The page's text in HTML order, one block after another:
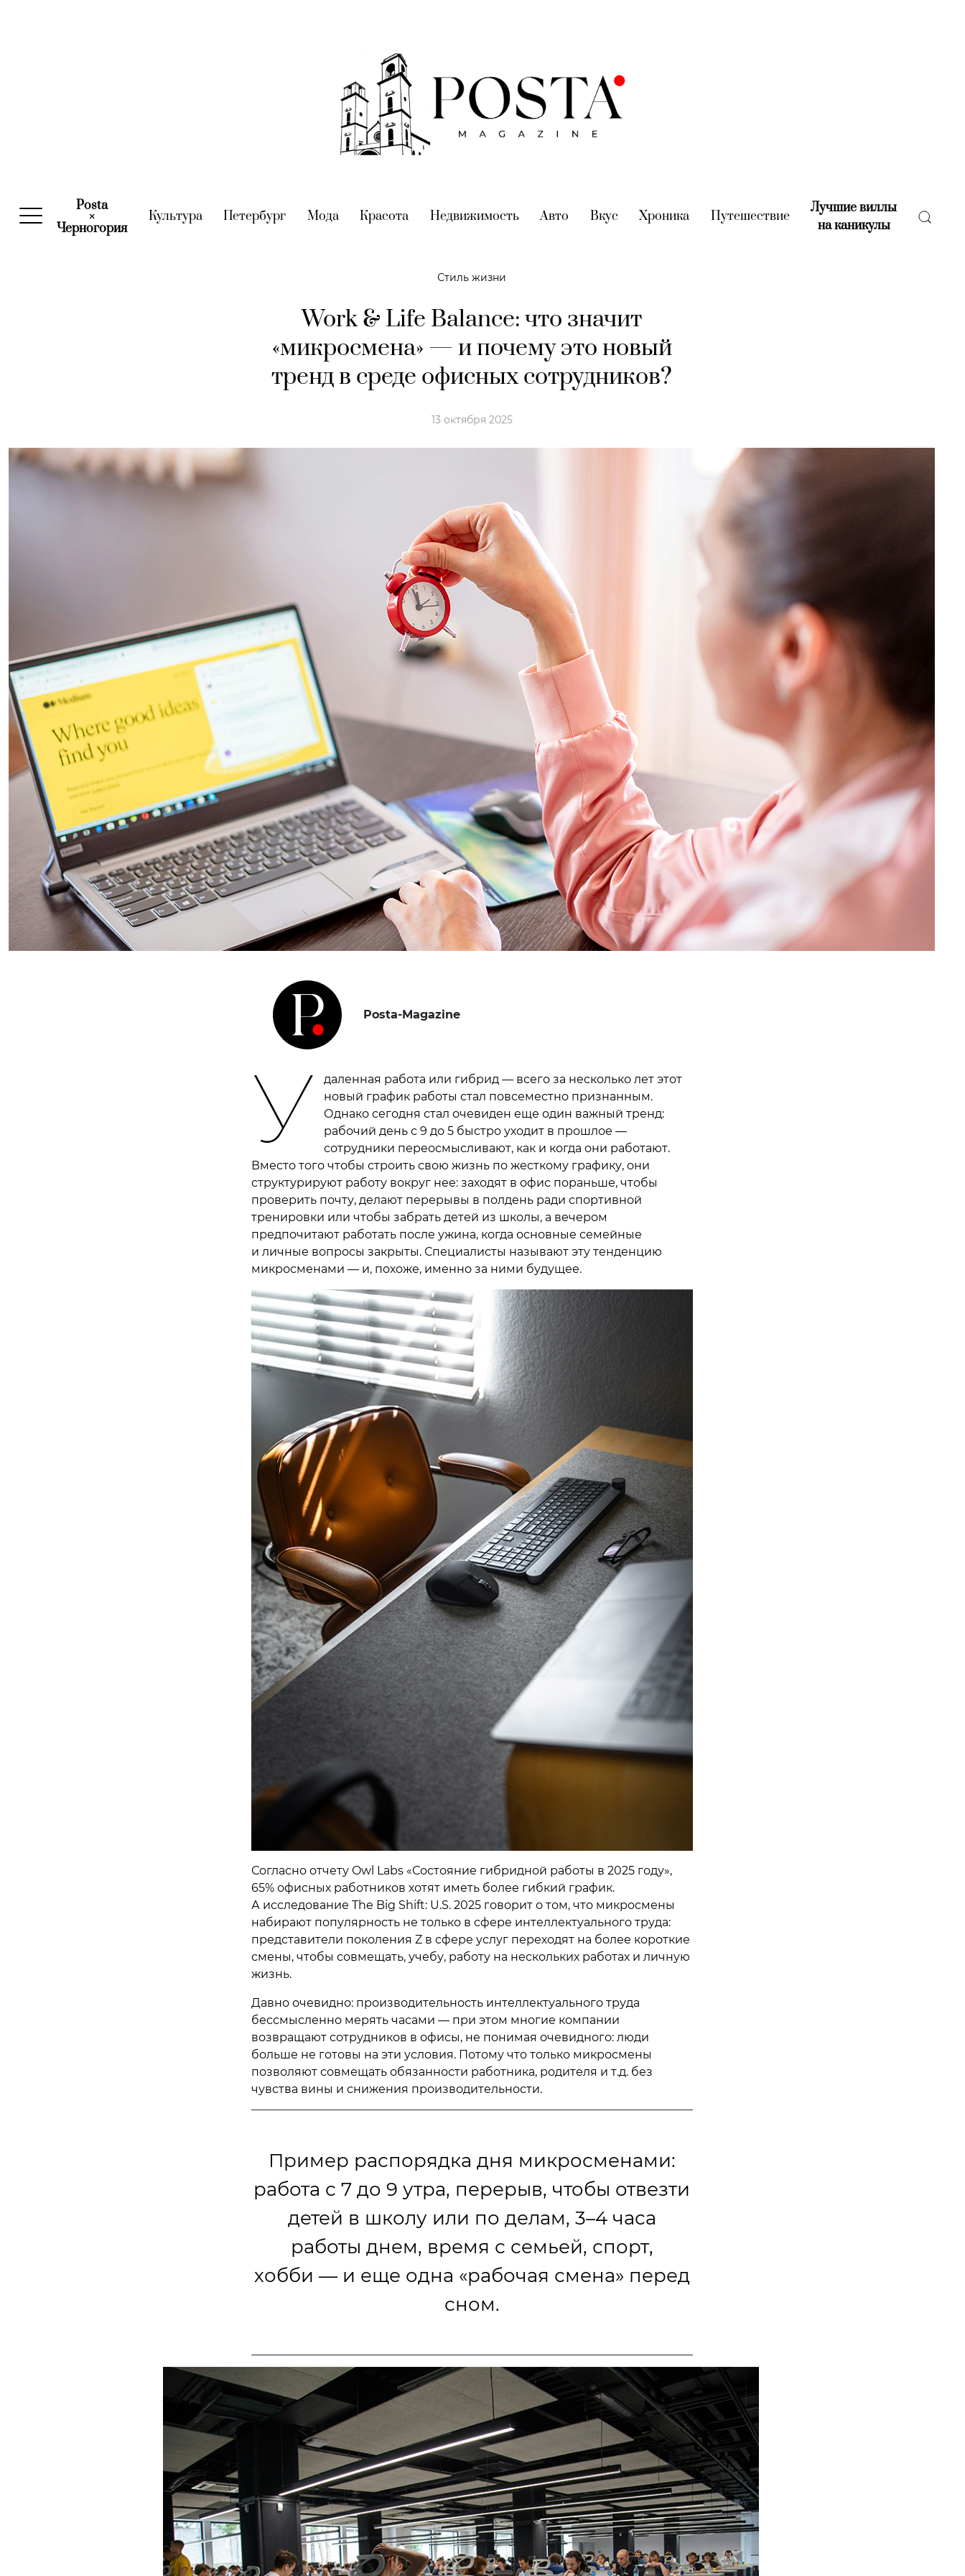
Posta
×
Черногория(current)
Культура(current)
Петербург (current)
Мода(current)
Красота (current)
Недвижимость(current)
Авто (current)
Вкус (current)
Хроника (current)
Путешествие(current)
Лучшие виллы
на каникулы(current)
Стиль жизни
Work & Life Balance: что значит
«микросмена» — и почему это новый
тренд в среде офисных сотрудников?
13 октября 2025
Posta-Magazine
У
даленная работа или гибрид — всего за несколько лет этот
новый график работы стал повсеместно признанным.
Однако сегодня стал очевиден еще один важный тренд:
рабочий день с 9 до 5 быстро уходит в прошлое —
сотрудники переосмысливают, как и когда они работают.
Вместо того чтобы строить свою жизнь по жесткому графику, они
структурируют работу вокруг нее: заходят в офис пораньше, чтобы
проверить почту, делают перерывы в полдень ради спортивной
тренировки или чтобы забрать детей из школы, а вечером
предпочитают работать после ужина, когда основные семейные
и личные вопросы закрыты. Специалисты называют эту тенденцию
микросменами — и, похоже, именно за ними будущее.
Согласно отчету Owl Labs «Состояние гибридной работы в 2025 году»,
65% офисных работников хотят иметь более гибкий график.
А исследование The Big Shift: U.S. 2025 говорит о том, что микросмены
набирают популярность не только в сфере интеллектуального труда:
представители поколения Z в сфере услуг переходят на более короткие
смены, чтобы совмещать, учебу, работу на нескольких работах и личную
жизнь.
Давно очевидно: производительность интеллектуального труда
бессмысленно мерять часами — при этом многие компании
возвращают сотрудников в офисы, не понимая очевидного: люди
больше не готовы на эти условия. Потому что только микросмены
позволяют совмещать обязанности работника, родителя и т.д. без
чувства вины и снижения производительности.
Пример распорядка дня микросменами:
работа с 7 до 9 утра, перерыв, чтобы отвезти
детей в школу или по делам, 3–4 часа
работы днем, время с семьей, спорт,
хобби — и еще одна «рабочая смена» перед
сном.